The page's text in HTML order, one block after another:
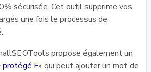
sécurisée. Cet outil supprime vos
une fois le processus de
propose également un
protégé F» qui peut ajouter un mot de